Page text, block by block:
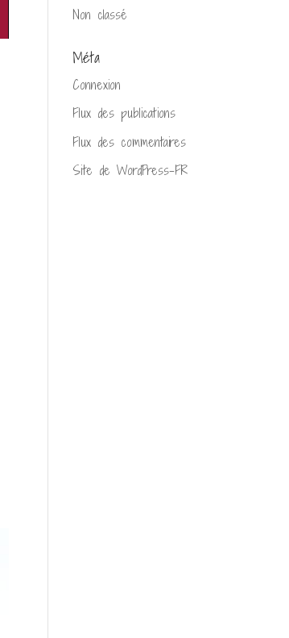
Non classé
Méta
Connexion
Flux des publications
Flux des commentaires
Site de WordPress-FR